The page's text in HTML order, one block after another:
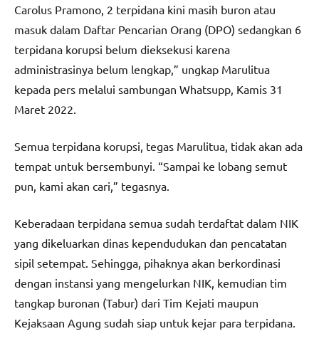
Carolus Pramono, 2 terpidana kini masih buron atau
masuk dalam Daftar Pencarian Orang (DPO) sedangkan 6
terpidana korupsi belum dieksekusi karena
administrasinya belum lengkap,” ungkap Marulitua
kepada pers melalui sambungan Whatsupp, Kamis 31
Maret 2022.
Semua terpidana korupsi, tegas Marulitua, tidak akan ada
tempat untuk bersembunyi. “Sampai ke lobang semut
pun, kami akan cari,” tegasnya.
Keberadaan terpidana semua sudah terdaftat dalam NIK
yang dikeluarkan dinas kependudukan dan pencatatan
sipil setempat. Sehingga, pihaknya akan berkordinasi
dengan instansi yang mengelurkan NIK, kemudian tim
tangkap buronan (Tabur) dari Tim Kejati maupun
Kejaksaan Agung sudah siap untuk kejar para terpidana.